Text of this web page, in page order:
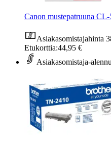
Canon mustepatruuna
Asiakasomistajahinta
Etukorttia:44,95 €
Asiakasomistaja-